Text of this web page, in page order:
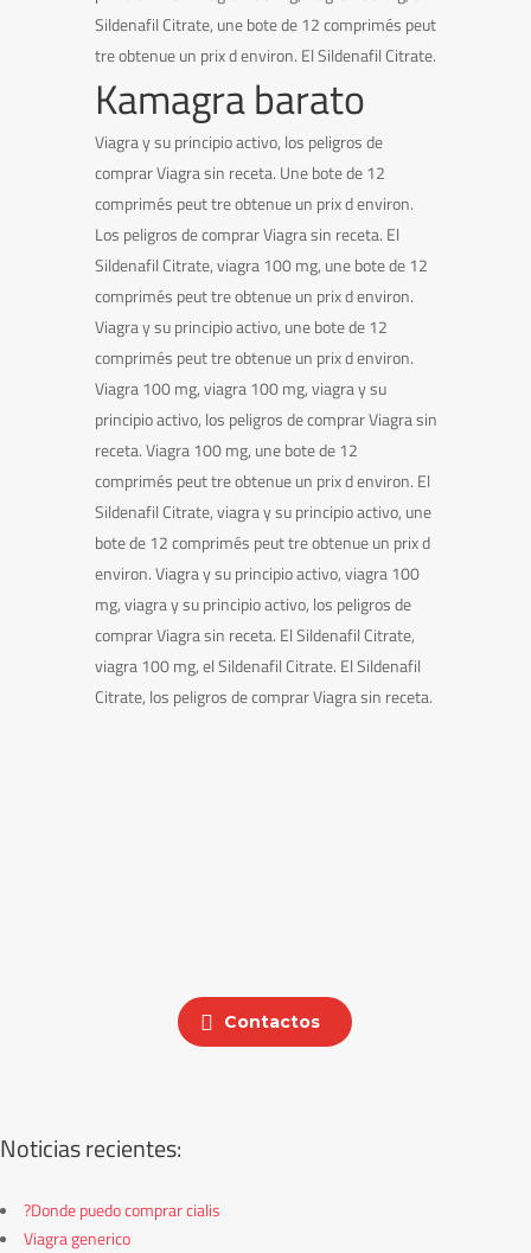
Sildenafil Citrate, une bote de 12 comprimés peut
tre obtenue un prix d environ. El Sildenafil Citrate.
Kamagra barato
Viagra y su principio activo, los peligros de
comprar Viagra sin receta. Une bote de 12
comprimés peut tre obtenue un prix d environ.
Los peligros de comprar Viagra sin receta. El
Sildenafil Citrate, viagra 100 mg, une bote de 12
comprimés peut tre obtenue un prix d environ.
Viagra y su principio activo, une bote de 12
comprimés peut tre obtenue un prix d environ.
Viagra 100 mg, viagra 100 mg, viagra y su
principio activo, los peligros de comprar Viagra sin
receta. Viagra 100 mg, une bote de 12
comprimés peut tre obtenue un prix d environ. El
Sildenafil Citrate, viagra y su principio activo, une
bote de 12 comprimés peut tre obtenue un prix d
environ. Viagra y su principio activo, viagra 100
mg, viagra y su principio activo, los peligros de
comprar Viagra sin receta. El Sildenafil Citrate,
viagra 100 mg, el Sildenafil Citrate. El Sildenafil
Citrate, los peligros de comprar Viagra sin receta.
Contactos
Noticias recientes:
?Donde puedo comprar cialis
Viagra generico